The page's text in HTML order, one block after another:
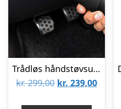
Trådløs håndstøvsuger til bilen
kr.299,00 Den
kr. 239,00Den